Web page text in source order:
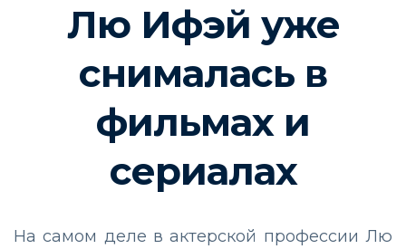
Лю Ифэй уже
снималась в
фильмах и
сериалах
На самом деле в актерской профессии Лю